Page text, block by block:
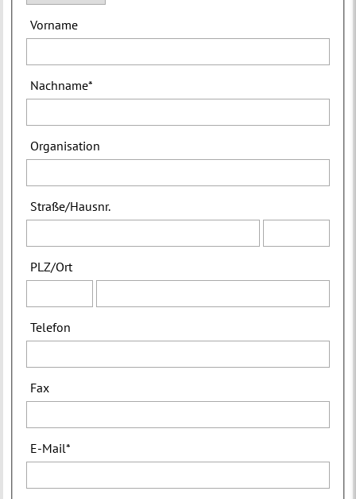
Vorname
Nachname*
Organisation
Straße/Hausnr.
PLZ/Ort
Telefon
Fax
E-Mail*